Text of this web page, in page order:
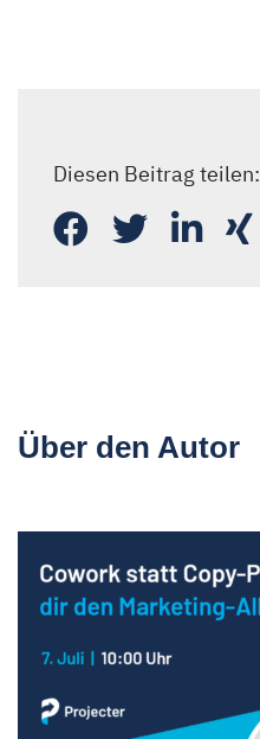
Diesen Beitrag teilen:
Über den Autor